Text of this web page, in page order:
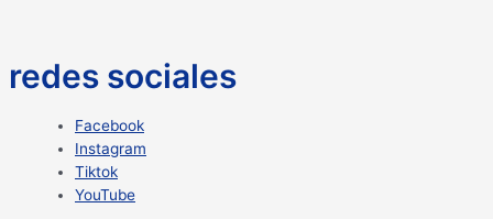
redes sociales
Facebook
Instagram
Tiktok
YouTube